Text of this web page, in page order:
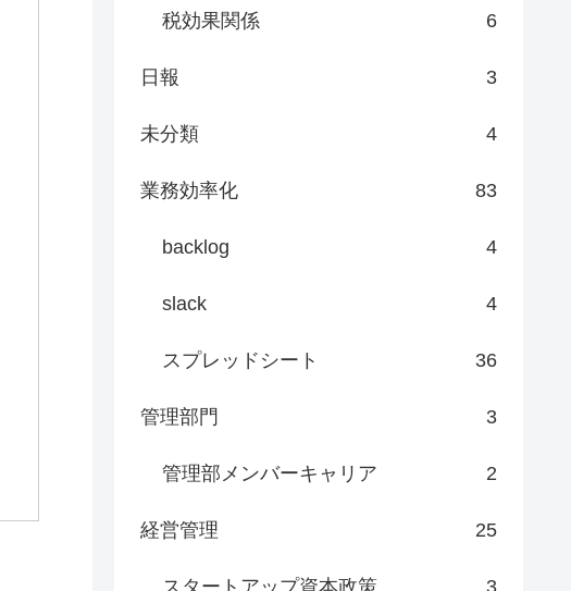
税効果関係 6
日報 3
未分類 4
業務効率化 83
backlog 4
slack 4
スプレッドシート 36
管理部門 3
管理部メンバーキャリア 2
経営管理 25